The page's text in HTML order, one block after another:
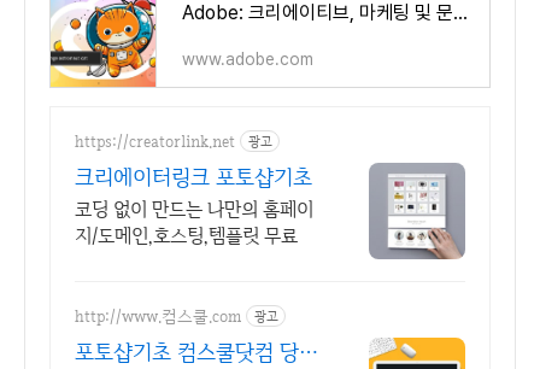
Adobe: 크리에이티브, 마케팅 및 문서 관리 솔루션
www.adobe.com
https://creatorlink.net 광고
크리에이터링크 포토샵기초
코딩 없이 만드는 나만의 홈페이
지/도메인,호스팅,템플릿 무료
http://www.컴스쿨.com 광고
포토샵기초 컴스쿨닷컴 당일